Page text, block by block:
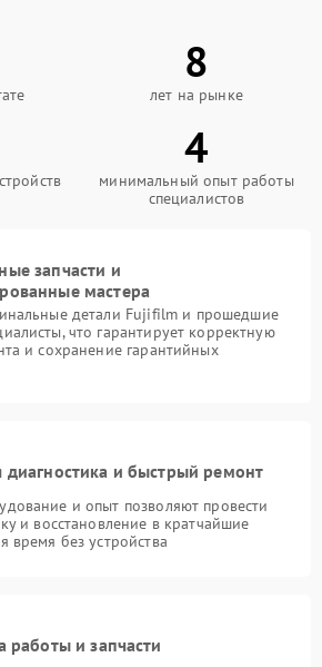
8
лет на рынке
4
минимальный опыт работы
специалистов
запчасти и
мастера
детали Fujifilm и прошедшие
что гарантирует корректную
и сохранение гарантийных
диагностика и быстрый ремонт
и опыт позволяют провести
и восстановление в кратчайшие
время без устройства
работы и запчасти